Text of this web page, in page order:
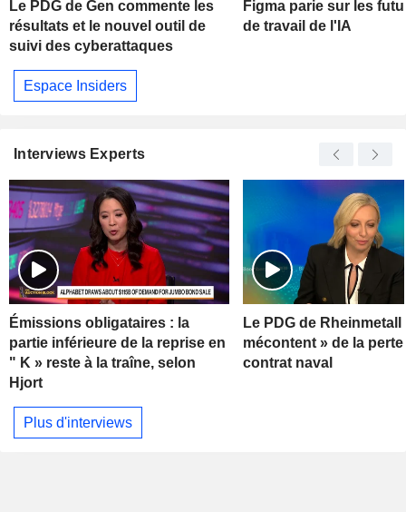
Le PDG de Gen commente les
résultats et le nouvel outil de
suivi des cyberattaques
Figma parie sur les
de travail de l'IA
Espace Insiders
Interviews Experts
Émissions obligataires : la
partie inférieure de la reprise en
" K » reste à la traîne, selon
Hjort
Le PDG de
mécontent » de la
contrat naval
Plus d'interviews